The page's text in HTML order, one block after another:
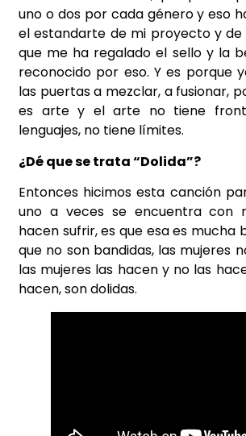
uno o dos por cada género y eso
el estandarte de mi proyecto y
que me ha regalado el sello y la
reconocido por eso. Y es porque
las puertas a mezclar, a fusionar,
es arte y el arte no tiene
lenguajes, no tiene límites.
¿Dé que se trata “Dolida”?
Entonces hicimos esta canción
uno a veces se encuentra con
hacen sufrir, es que esa es mucha
que no son bandidas, las mujeres
las mujeres las hacen y no las
hacen, son dolidas.